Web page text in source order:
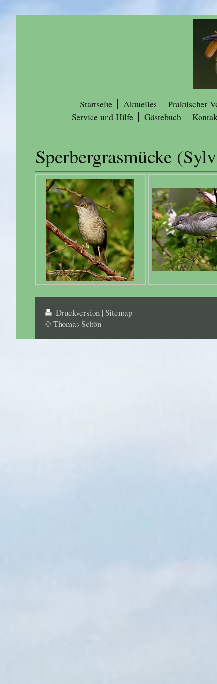
Startseite Aktuelles
Praktischer
Service und Hilfe
Gästebuch
Sperbergrasmücke
Druckversion |Sitemap
© Thomas Schön